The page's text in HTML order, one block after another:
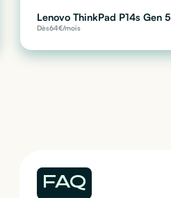
Lenovo ThinkPad P14s Gen 5
Dès64€/mois
FAQ